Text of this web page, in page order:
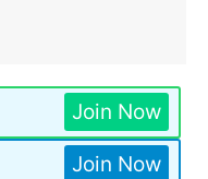
Join Now
Join Now